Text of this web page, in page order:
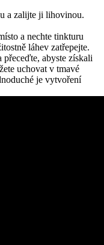
a zalijte ji lihovinou.
a nechte tinkturu
láhev zatřepejte.
abyste získali
uchovat v tmavé
je vytvoření